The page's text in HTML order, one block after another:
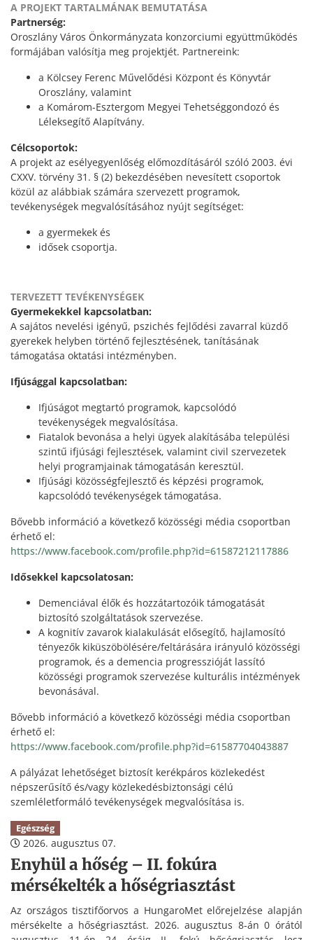
A PROJEKT TARTALMÁNAK BEMUTATÁSA
Partnerség:
Oroszlány Város Önkormányzata konzorciumi együttműködés
formájában valósítja meg projektjét. Partnereink:
a Kölcsey Ferenc Művelődési Központ és Könyvtár
Oroszlány, valamint
a Komárom-Esztergom Megyei Tehetséggondozó és
Léleksegítő Alapítvány.
Célcsoportok:
A projekt az esélyegyenlőség előmozdításáról szóló 2003. évi
CXXV. törvény 31. § (2) bekezdésében nevesített csoportok
közül az alábbiak számára szervezett programok,
tevékenységek megvalósításához nyújt segítséget:
a gyermekek és
idősek csoportja.
TERVEZETT TEVÉKENYSÉGEK
Gyermekekkel kapcsolatban:
A sajátos nevelési igényű, pszichés fejlődési zavarral küzdő
gyerekek helyben történő fejlesztésének, tanításának
támogatása oktatási intézményben.
Ifjúsággal kapcsolatban:
Ifjúságot megtartó programok, kapcsolódó
tevékenységek megvalósítása.
Fiatalok bevonása a helyi ügyek alakításába települési
szintű ifjúsági fejlesztések, valamint civil szervezetek
helyi programjainak támogatásán keresztül.
Ifjúsági közösségfejlesztő és képzési programok,
kapcsolódó tevékenységek támogatása.
Bővebb információ a következő közösségi média csoportban
érhető el:
https://www.facebook.com/profile.php?id=61587212117886
Idősekkel kapcsolatosan:
Demenciával élők és hozzátartozóik támogatását
biztosító szolgáltatások szervezése.
A kognitív zavarok kialakulását elősegítő, hajlamosító
tényezők kiküszöbölésére/feltárására irányuló közösségi
programok, és a demencia progresszióját lassító
közösségi programok szervezése kulturális intézmények
bevonásával.
Bővebb információ a következő közösségi média csoportban
érhető el:
https://www.facebook.com/profile.php?id=61587704043887
A pályázat lehetőséget biztosít kerékpáros közlekedést
népszerűsítő és/vagy közlekedésbiztonsági célú
szemléletformáló tevékenységek megvalósítása is.
Egészség
2026. augusztus 07.
Enyhül a hőség – II. fokúra
mérsékelték a hőségriasztást
Az országos tisztifőorvos a HungaroMet előrejelzése alapján
mérsékelte a hőségriasztást. 2026. augusztus 8-án 0 órától